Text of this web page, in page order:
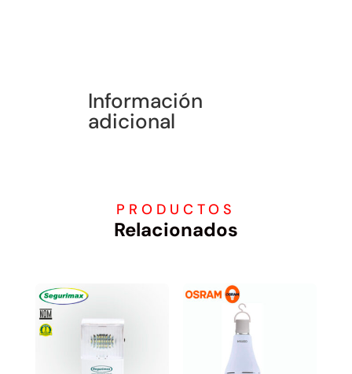
Información
adicional
PRODUCTOS
Relacionados